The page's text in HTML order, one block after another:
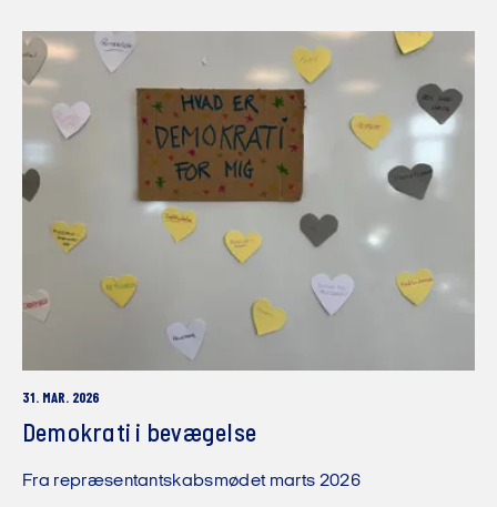
31. MAR. 2026
Demokrati i bevægelse
Fra repræsentantskabsmødet marts 2026